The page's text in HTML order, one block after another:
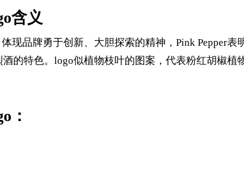
含义
现品牌勇于创新、大胆探索的精神，Pink Pepper
的特色。logo似植物枝叶的图案，代表粉红胡椒
：